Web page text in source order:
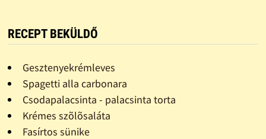
RECEPT BEKÜLDŐ
Gesztenyekrémleves
Spagetti alla carbonara
Csodapalacsinta - palacsinta torta
Krémes szõlõsaláta
Fasírtos sünike